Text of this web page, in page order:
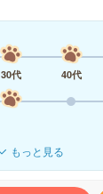
30代 40代
もっと見る